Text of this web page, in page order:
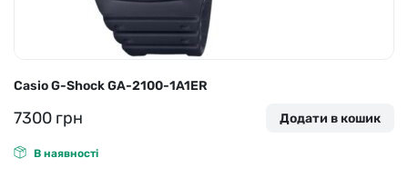
Casio G-Shock GA-2100-1A1ER
7300 грн Додати в кошик
В наявності